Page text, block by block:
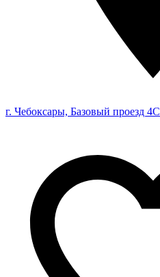
г. Чебоксары, Базовый проезд 4С